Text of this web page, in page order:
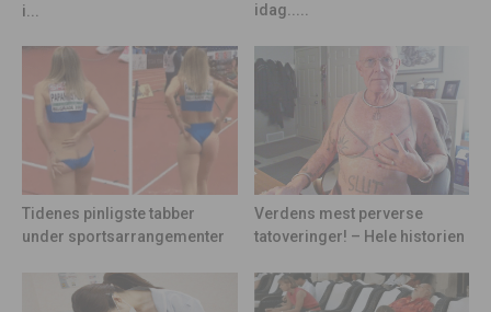
i...
idag.....
Tidenes pinligste tabber
under sportsarrangementer
Verdens mest perverse
tatoveringer! – Hele historien